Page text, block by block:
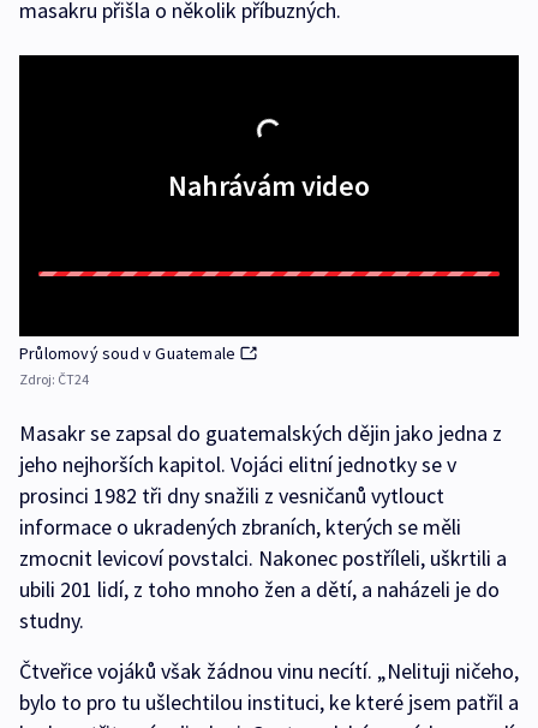
masakru přišla o několik příbuzných.
Nahrávám video
Průlomový soud v Guatemale
Zdroj: ČT24
Masakr se zapsal do guatemalských dějin jako jedna z
jeho nejhorších kapitol. Vojáci elitní jednotky se v
prosinci 1982 tři dny snažili z vesničanů vytlouct
informace o ukradených zbraních, kterých se měli
zmocnit levicoví povstalci. Nakonec postříleli, uškrtili a
ubili 201 lidí, z toho mnoho žen a dětí, a naházeli je do
studny.
Čtveřice vojáků však žádnou vinu necítí. „Nelituji ničeho,
bylo to pro tu ušlechtilou instituci, ke které jsem patřil a